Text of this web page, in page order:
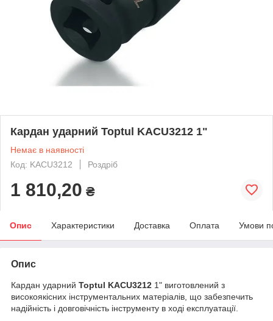
Кардан ударний Toptul KACU3212 1"
Немає в наявності
Код: KACU3212
Роздріб
1 810,20 ₴
Опис Характеристики Доставка Оплата Умови
Опис
Кардан ударний Toptul KACU3212 1" виготовлений з
високоякісних інструментальних матеріалів, що забезпечить
надійність і довговічність інструменту в ході експлуатації.